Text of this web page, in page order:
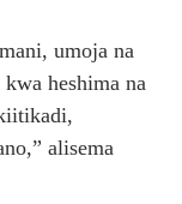
umoja na
heshima na
alisema